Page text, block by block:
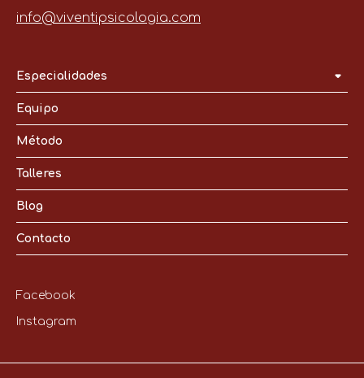
info@viventipsicologia.com
Especialidades
Equipo
Método
Talleres
Blog
Contacto
Facebook
Instagram